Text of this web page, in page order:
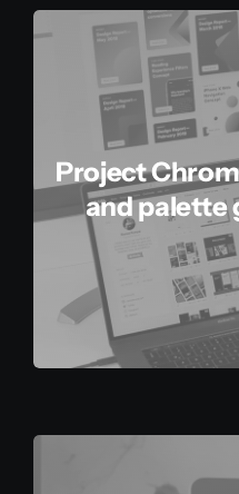
Contato
Project
and palette